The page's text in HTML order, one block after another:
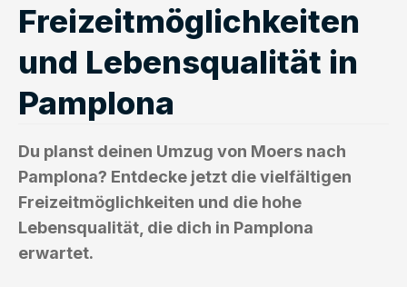
Freizeitmöglichkeiten
und Lebensqualität in
Pamplona
Du planst deinen Umzug von Moers nach
Pamplona? Entdecke jetzt die vielfältigen
Freizeitmöglichkeiten und die hohe
Lebensqualität, die dich in Pamplona
erwartet.